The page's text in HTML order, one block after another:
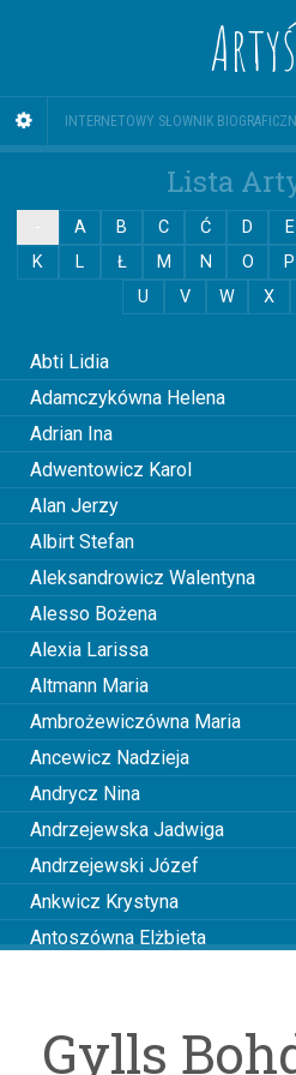
INTERNETOWY SŁOWNIK
Lista
A B C Ć D E
K
L Ł M N O P
U
V W X
Abti Lidia
Adamczykówna Helena
Adrian Ina
Adwentowicz Karol
Alan Jerzy
Albirt Stefan
Aleksandrowicz Walentyna
Alesso Bożena
Alexia Larissa
Altmann Maria
Ambrożewiczówna Maria
Ancewicz Nadzieja
Andrycz Nina
Andrzejewska Jadwiga
Andrzejewski Józef
Ankwicz Krystyna
Antoszówna Elżbieta
Arciszewska Wiktoria
Gylls